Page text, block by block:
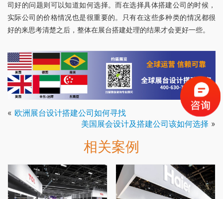
司好的问题则可以知道如何选择。而在选择具体搭建公司的时候，
实际公司的价格情况也是很重要的。只有在这些多种类的情况都很
好的来思考清楚之后，整体在展台搭建处理的结果才会更好一些。
« 欧洲展台设计搭建公司如何寻找
美国展会设计及搭建公司该如何选择 »
相关案例